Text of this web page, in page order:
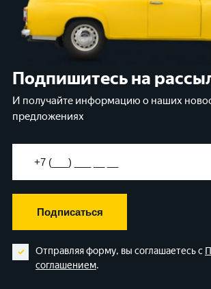
Подпишитесь на
И получайте информацию о наших
предложениях
Подписаться
Отправляя форму, вы соглашаетесь с
соглашением.